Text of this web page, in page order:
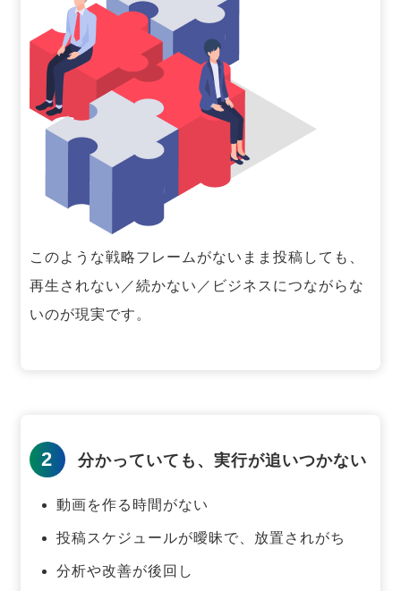
このような戦略フレームがないまま投稿しても、
再生されない／続かない／ビジネスにつながらな
いのが現実です。
2 分かっていても、実行が追いつかない
動画を作る時間がない
投稿スケジュールが曖昧で、放置されがち
分析や改善が後回し